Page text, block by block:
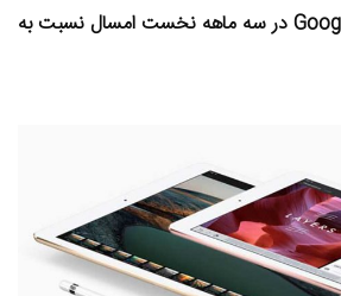
فروش بیشتر Google Home در سه ماهه نخست امسال نسبت به